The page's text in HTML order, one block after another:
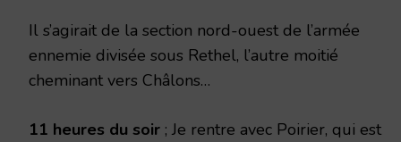
Il s’agirait de la section nord-ouest de l’armée
ennemie divisée sous Rethel, l’autre moitié
cheminant vers Châlons…
11 heures du soir ; Je rentre avec Poirier, qui est